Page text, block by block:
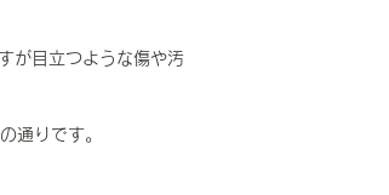
が目立つような傷や汚
通りです。